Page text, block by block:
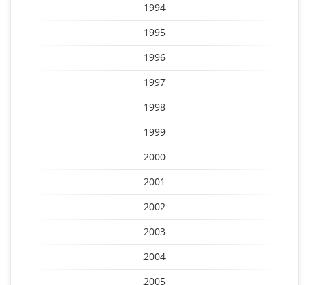
1994
1995
1996
1997
1998
1999
2000
2001
2002
2003
2004
2005